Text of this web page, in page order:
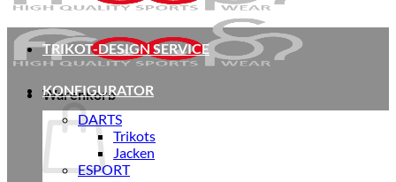
Warenkorb
TRIKOT-DESIGN SERVICE
KONFIGURATOR
DARTS
Trikots
Jacken
ESPORT